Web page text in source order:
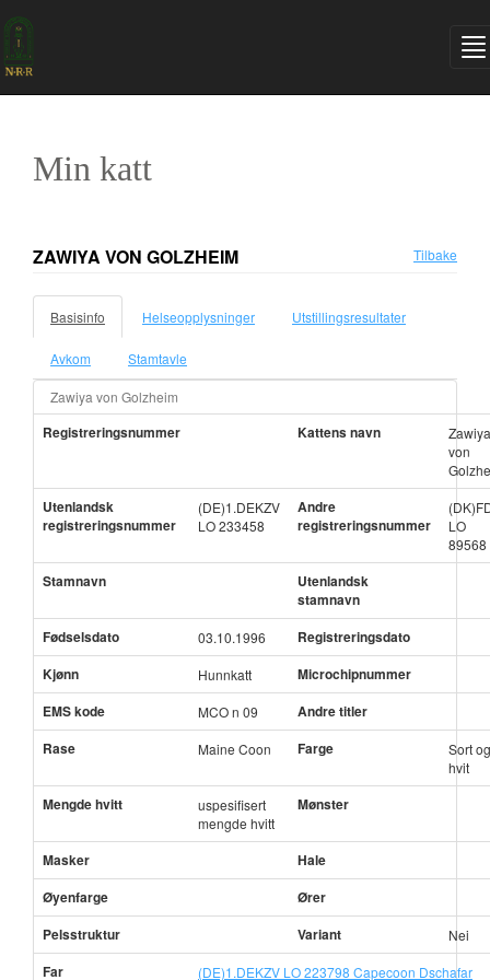
Min katt
ZAWIYA VON GOLZHEIM Tilbake
Basisinfo Helseopplysninger Utstillingsresultater
Avkom Stamtavle
Zawiya von Golzheim
Registreringsnummer Kattens navn
Zawiya
von
Utenlandsk
registreringsnummer
(DE)1.DEKZV
LO 233458
Andre
registreringsnummer
LO
89568
Stamnavn
Utenlandsk
stamnavn
Fødselsdato
03.10.1996
Registreringsdato
Kjønn
Hunnkatt
Microchipnummer
EMS kode
MCO n 09
Andre titler
Rase
Maine Coon Farge
Sort og
hvit
Mengde hvitt
uspesifisert
mengde hvitt
Mønster
Masker
Hale
Øyenfarge
Ører
Pelsstruktur
Variant Nei
Far (DE)1.DEKZV LO 223798 Capecoon Dschafar